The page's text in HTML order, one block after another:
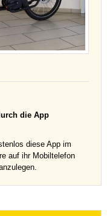
die App
diese App im
auf ihr Mobiltelefon